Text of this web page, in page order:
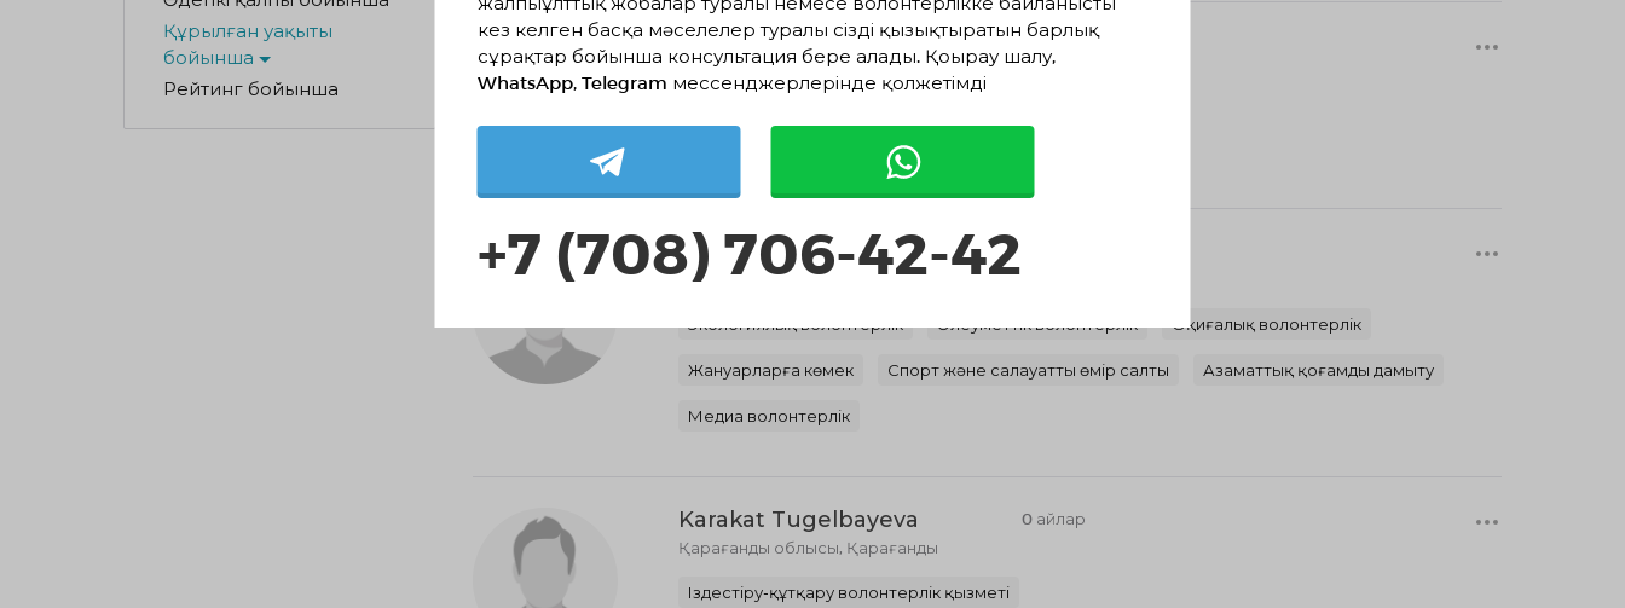
Құрылған уақыты
бойынша
Рейтинг бойынша
Жалғас Исмағұлов
Батыс Қазақстан облысы, Орал
Венера Ганижан
Қызылорда облысы, Қызылорда
Экологиялық волонтерлік Әлеуметтік волонтерлік Оқиғалық волонтерлік
Жануарларға көмек Спорт және салауатты өмір салты Азаматтық қоғамды дамыту
Медиа волонтерлік
Karakat Tugelbayeva
Қарағанды ​​облысы, Қарағанды
0 айлар
Іздестіру-құтқару волонтерлік қызметі
кез келген басқа мәселелер туралы сізді қызықтыратын барлық
сұрақтар бойынша консультация бере алады. Қоңырау шалу,
WhatsApp, Telegram мессенджерлерінде қолжетімді
+7 (708) 706-42-42